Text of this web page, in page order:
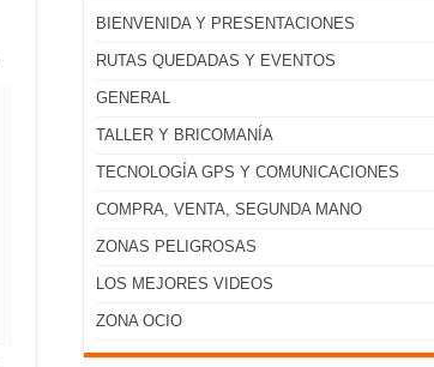
BIENVENIDA Y PRESENTACIONES
RUTAS QUEDADAS Y EVENTOS
GENERAL
TALLER Y BRICOMANÍA
TECNOLOGÍA GPS Y COMUNICACIONES
COMPRA, VENTA, SEGUNDA MANO
ZONAS PELIGROSAS
LOS MEJORES VIDEOS
ZONA OCIO